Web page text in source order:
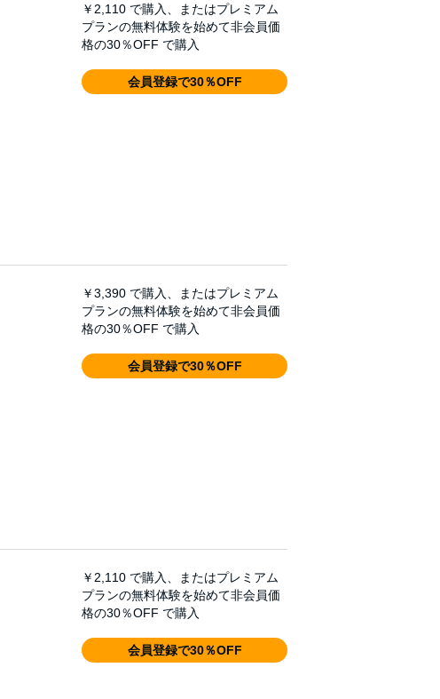
￥2,110 で購入、またはプレミアム
プランの無料体験を始めて非会員価
格の30％OFF で購入
会員登録で30％OFF
￥3,390 で購入、またはプレミアム
プランの無料体験を始めて非会員価
格の30％OFF で購入
会員登録で30％OFF
￥2,110 で購入、またはプレミアム
プランの無料体験を始めて非会員価
格の30％OFF で購入
会員登録で30％OFF